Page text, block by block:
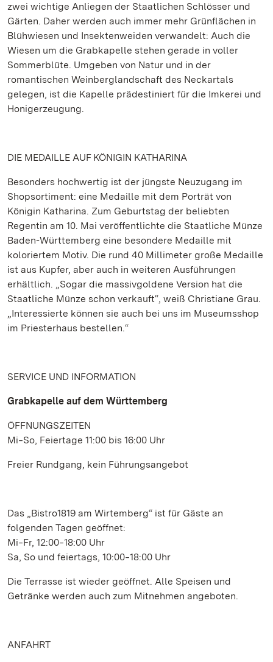
zwei wichtige Anliegen der Staatlichen Schlösser und
Gärten. Daher werden auch immer mehr Grünflächen in
Blühwiesen und Insektenweiden verwandelt: Auch die
Wiesen um die Grabkapelle stehen gerade in voller
Sommerblüte. Umgeben von Natur und in der
romantischen Weinberglandschaft des Neckartals
gelegen, ist die Kapelle prädestiniert für die Imkerei und
Honigerzeugung.
DIE MEDAILLE AUF KÖNIGIN KATHARINA
Besonders hochwertig ist der jüngste Neuzugang im
Shopsortiment: eine Medaille mit dem Porträt von
Königin Katharina. Zum Geburtstag der beliebten
Regentin am 10. Mai veröffentlichte die Staatliche Münze
Baden-Württemberg eine besondere Medaille mit
koloriertem Motiv. Die rund 40 Millimeter große Medaille
ist aus Kupfer, aber auch in weiteren Ausführungen
erhältlich. „Sogar die massivgoldene Version hat die
Staatliche Münze schon verkauft“, weiß Christiane Grau.
„Interessierte können sie auch bei uns im Museumsshop
im Priesterhaus bestellen.“
SERVICE UND INFORMATION
Grabkapelle auf dem Württemberg
ÖFFNUNGSZEITEN
Mi‒So, Feiertage 11:00 bis 16:00 Uhr
Freier Rundgang, kein Führungsangebot
Das „Bistro1819 am Wirtemberg“ ist für Gäste an
folgenden Tagen geöffnet:
Mi‒Fr, 12:00‒18:00 Uhr
Sa, So und feiertags, 10:00‒18:00 Uhr
Die Terrasse ist wieder geöffnet. Alle Speisen und
Getränke werden auch zum Mitnehmen angeboten.
ANFAHRT